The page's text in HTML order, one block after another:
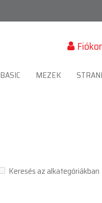
BASIC MEZEK
Keresés az alkategóriákban